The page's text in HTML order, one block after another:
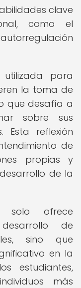
clave
como el
para
la toma de
que desafía a
sobre sus
Esta reflexión
de
propias y
de la
solo ofrece
de
sino que
en la
estudiantes,
más